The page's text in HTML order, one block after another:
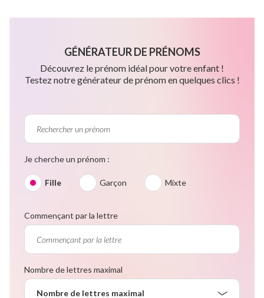
GÉNÉRATEUR DE PRÉNOMS
Découvrez le prénom idéal pour votre enfant !
Testez notre générateur de prénom en quelques clics !
Je cherche un prénom :
Fille Garçon Mixte
Commençant par la lettre
Nombre de lettres maximal
Nombre de lettres maximal